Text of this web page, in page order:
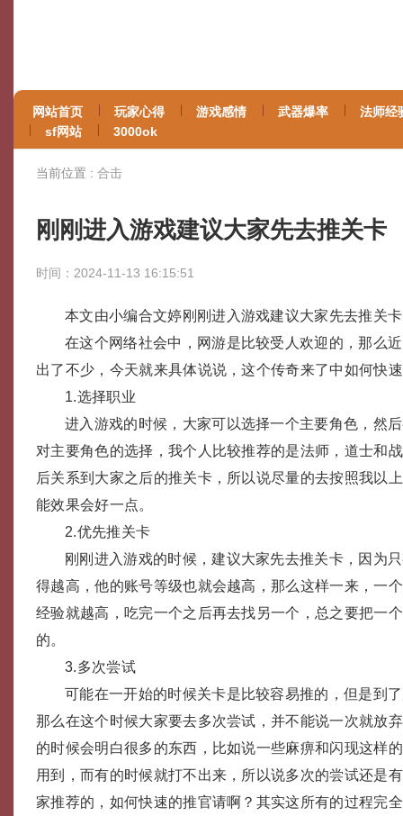
网站首页 玩家心得 游戏感情 武器爆率
法师经
sf网站
3000ok
当前位置 : 合击
刚刚进入游戏建议大家先去推关卡
时间：2024-11-13 16:15:51
本文由小编合文婷刚刚进入游戏建议大家先去推关卡
在这个网络社会中，网游是比较受人欢迎的，那么
出了不少，今天就来具体说说，这个传奇来了中如何快
1.选择职业
进入游戏的时候，大家可以选择一个主要角色，然
对主要角色的选择，我个人比较推荐的是法师，道士和
后关系到大家之后的推关卡，所以说尽量的去按照我以
能效果会好一点。
2.优先推关卡
刚刚进入游戏的时候，建议大家先去推关卡，因为
得越高，他的账号等级也就会越高，那么这样一来，一
经验就越高，吃完一个之后再去找另一个，总之要把一
的。
3.多次尝试
可能在一开始的时候关卡是比较容易推的，但是到
那么在这个时候大家要去多次尝试，并不能说一次就放
的时候会明白很多的东西，比如说一些麻痹和闪现这样
用到，而有的时候就打不出来，所以说多次的尝试还是
家推荐的，如何快速的推官请啊？其实这所有的过程完